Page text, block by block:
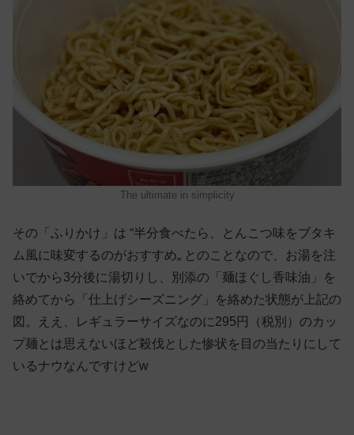
The ultimate in simplicity
その「ふりかけ」は “半分食べたら、とんこつ味をブタキ
ム風に味変するのがおすすめ„ とのことなので、お湯を注
いでから3分後に湯切りし、別添の「麺ほぐし香味油」を
絡めてから「仕上げシーズニング」を絡めた状態が上記の
図。ええ、レギュラーサイズなのに295円（税別）のカッ
プ麺とは思えないほど殺伐とした惨状を目の当たりにして
いるナウなんですけどw